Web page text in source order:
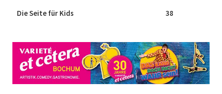
Die Seite für Kids 38